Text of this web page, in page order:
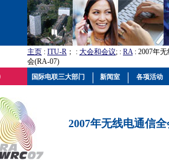
主页 : ITU-R ； : 大会和会议; : RA: 2007年
会(RA-07)
2007年无线电通信
国际电联三大部门 新闻室 各项活动